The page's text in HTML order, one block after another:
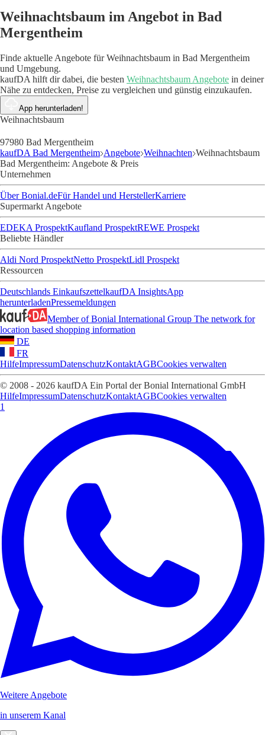
Weihnachtsbaum im Angebot in Bad
Mergentheim
Finde aktuelle Angebote für Weihnachtsbaum in Bad Mergentheim
und Umgebung.
kaufDA hilft dir dabei, die besten Weihnachtsbaum Angebote in deiner
Nähe zu entdecken, Preise zu vergleichen und günstig einzukaufen.
App herunterladen!
Weihnachtsbaum
97980 Bad Mergentheim
kaufDA Bad Mergentheim Angebote Weihnachten Weihnachtsbaum
Bad Mergentheim: Angebote & Preis
Unternehmen
Über Bonial.deFür Handel und HerstellerKarriere
Supermarkt Angebote
EDEKA ProspektKaufland ProspektREWE Prospekt
Beliebte Händler
Aldi Nord ProspektNetto ProspektLidl Prospekt
Ressourcen
Deutschlands EinkaufszettelkaufDA InsightsApp
herunterladenPressemeldungen
Member of Bonial International Group The network for
location based shopping information
DE
FR
HilfeImpressumDatenschutzKontaktAGBCookies verwalten
© 2008 - 2026 kaufDA Ein Portal der Bonial International GmbH
HilfeImpressumDatenschutzKontaktAGBCookies verwalten
1
Weitere Angebote
in unserem Kanal